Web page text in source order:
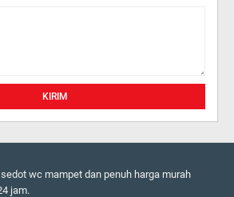
wc mampet dan penuh harga murah
jam.